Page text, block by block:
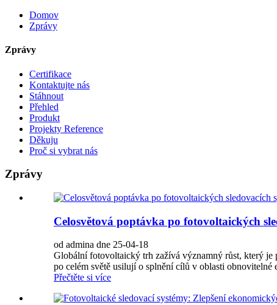
Domov
Zprávy
Zprávy
Certifikace
Kontaktujte nás
Stáhnout
Přehled
Produkt
Projekty Reference
Děkuju
Proč si vybrat nás
Zprávy
Celosvětová poptávka po fotovoltaických
od admina dne 25-04-18
Globální fotovoltaický trh zažívá významný růst, který je
po celém světě usilují o splnění cílů v oblasti
Přečtěte si více